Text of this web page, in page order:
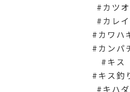
カツオ
カレイ
カワハ
カンパ
キス
キス釣
キハダ